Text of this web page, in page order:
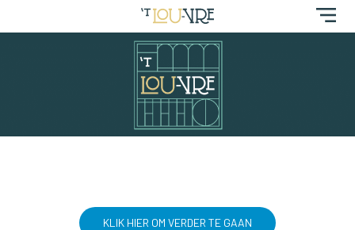
menu
KLIK HIER OM VERDER TE GAAN